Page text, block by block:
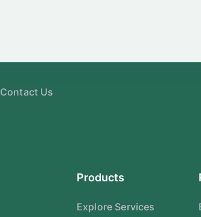
Contact Us
Products
Explore Services